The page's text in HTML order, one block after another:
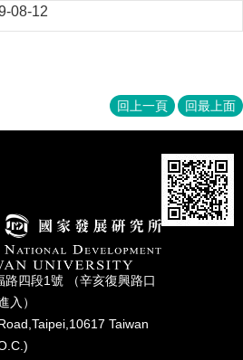
08-12
回上一頁 回最上面
四段1號 （辛亥復興路⼝
入）
Taiwan